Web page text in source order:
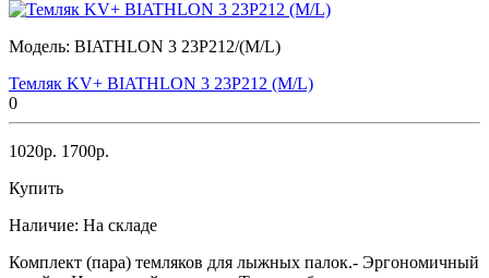
Модель: BIATHLON 3 23P212/(M/L)
Темляк KV+ BIATHLON 3 23P212 (M/L)
0
1020р. 1700р.
Купить
Наличие: На складе
Комплект (пара) темляков для лыжных палок.- Эргономичный